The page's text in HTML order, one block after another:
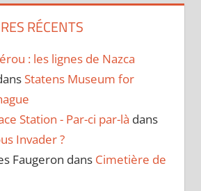
RÉCENTS
: les lignes de Nazca
Statens Museum for
Station - Par-ci par-là dans
Invader ?
Faugeron dans Cimetière de